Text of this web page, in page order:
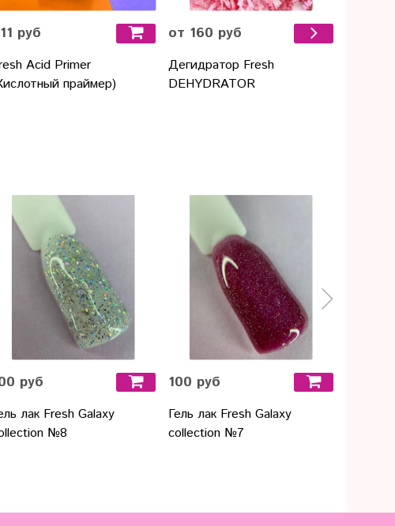
руб
Acid Primer
праймер)
от 160 руб
Дегидратор Fresh
DEHYDRATOR
руб
лак Fresh Galaxy
№8
100 руб
Гель лак Fresh Galaxy
collection №7